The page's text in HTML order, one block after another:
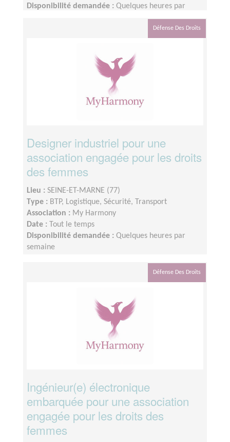
Disponibilité demandée : Quelques heures par
Défense Des Droits
Designer industriel pour une
association engagée pour les droits
des femmes
Lieu : SEINE-ET-MARNE (77)
Type : BTP, Logistique, Sécurité, Transport
Association : My Harmony
Date :
Tout le temps
Disponibilité demandée : Quelques heures par
semaine
Défense Des Droits
Ingénieur(e) électronique
embarquée pour une association
engagée pour les droits des
femmes